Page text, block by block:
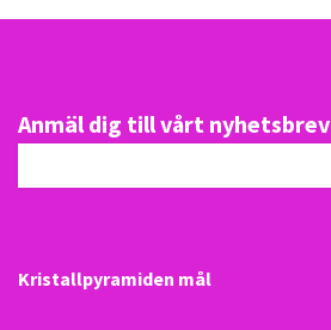
Anmäl dig till vårt nyhetsbrev
Kristallpyramiden mål